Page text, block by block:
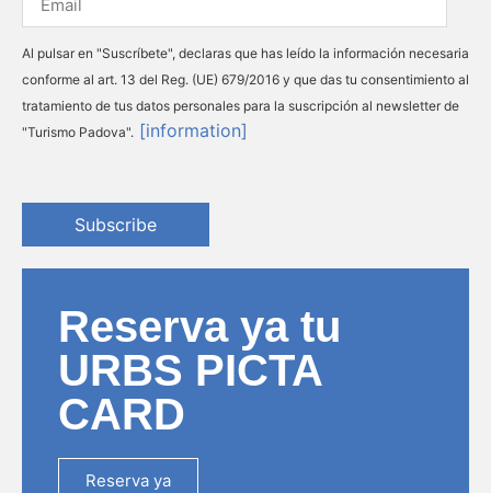
Al pulsar en "Suscríbete", declaras que has leído la información necesaria
conforme al art. 13 del Reg. (UE) 679/2016 y que das tu consentimiento al
tratamiento de tus datos personales para la suscripción al newsletter de
"Turismo Padova". [information]
Subscribe
Reserva ya tu
URBS PICTA
CARD
Reserva ya